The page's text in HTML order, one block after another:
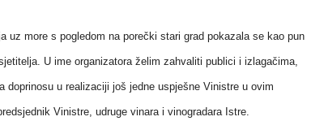
uz more s pogledom na porečki stari grad pokazala se kao pun
U ime organizatora želim zahvaliti publici i izlagačima,
doprinosu u realizaciji još jedne uspješne Vinistre u ovim
Vinistre, udruge vinara i vinogradara Istre.